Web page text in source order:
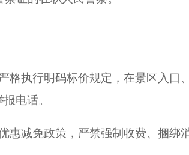
格执行明码标价规定，在景区入口
电话。
惠减免政策，严禁强制收费、捆